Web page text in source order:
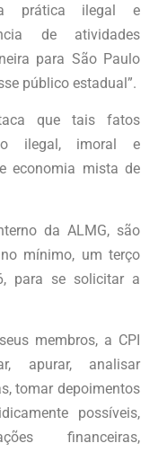
prática ilegal e
de atividades
para São Paulo
público estadual”.
que tais fatos
ilegal, imoral e
economia mista de
da ALMG, são
mínimo, um terço
para se solicitar a
membros, a CPI
apurar, analisar
tomar depoimentos
possíveis,
financeiras,